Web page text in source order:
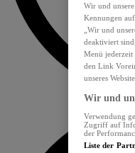
Wir und unsere
Kennungen
„Wir und
deaktiviert
Menü
den Link
unseres
Wir und
Verwendung
Zugriff auf
der
Liste der